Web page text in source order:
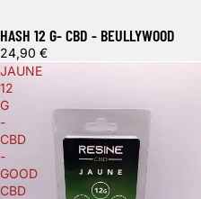
HASH 12 G- CBD - BEULLYWOOD
24,90 €
JAUNE
12
G
-
CBD
-
GOOD
CBD